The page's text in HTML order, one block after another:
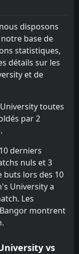
2
W
2
0
5
3
disposons
base de
statistiques,
détails sur les
et de
toutes
par 2
derniers
nuls et 3
buts lors des 10
University a
Les
montrent
vs